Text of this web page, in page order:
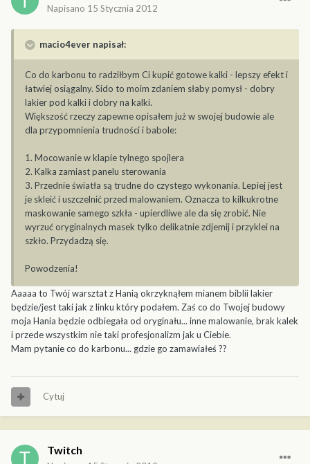
Napisano 15 Stycznia 2012
macio4ever napisał:
Co do karbonu to radziłbym Ci kupić gotowe kalki - lepszy efekt i
łatwiej osiągalny. Sido to moim zdaniem słaby pomysł - dobry
lakier pod kalki i dobry na kalki.
Większość rzeczy zapewne opisałem już w swojej budowie ale
dla przypomnienia trudności i babole:
1. Mocowanie w klapie tylnego spojlera
2. Kalka zamiast panelu sterowania
3. Przednie światła są trudne do czystego wykonania. Lepiej jest
je skleić i uszczelnić przed malowaniem. Oznacza to kilkukrotne
maskowanie samego szkła - upierdliwe ale da się zrobić. Nie
wyrzuć oryginalnych masek tylko delikatnie zdjemij i przyklei na
szkło. Przydadzą się.
Powodzenia!
Aaaaa to Twój warsztat z Hanią okrzyknąłem mianem biblii lakier
będzie/jest taki jak z linku który podałem. Zaś co do Twojej budowy
moja Hania będzie odbiegała od oryginału... inne malowanie, brak kalek
i przede wszystkim nie taki profesjonalizm jak u Ciebie.
Mam pytanie co do karbonu... gdzie go zamawiałeś ??
Cytuj
Twitch